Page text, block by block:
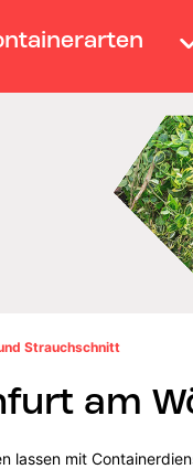
Strauchschnitt
am
mit